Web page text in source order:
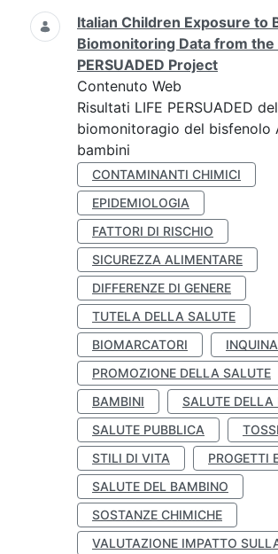
Italian Children Exposure to
Biomonitoring Data from the
PERSUADED Project
Contenuto Web
Risultati LIFE PERSUADED
biomonitoragio del bisfenolo
bambini
CONTAMINANTI CHIMICI
EPIDEMIOLOGIA
FATTORI DI RISCHIO
SICUREZZA ALIMENTARE
DIFFERENZE DI GENERE
TUTELA DELLA SALUTE
BIOMARCATORI
PROMOZIONE DELLA SALUTE
BAMBINI
SALUTE DELLA
SALUTE PUBBLICA
STILI DI VITA
PROGETTI
SALUTE DEL BAMBINO
SOSTANZE CHIMICHE
VALUTAZIONE IMPATTO